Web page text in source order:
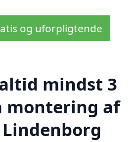
og uforpligtende
mindst 3
montering af